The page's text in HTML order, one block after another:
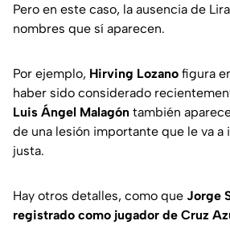
Pero en este caso, la ausencia de
nombres que sí aparecen.
Por ejemplo, Hirving Lozano figura
haber sido considerado
Luis Ángel Malagón también
de una lesión importante que le va a
justa.
Hay otros detalles, como que Jorge
registrado como jugador de Cruz